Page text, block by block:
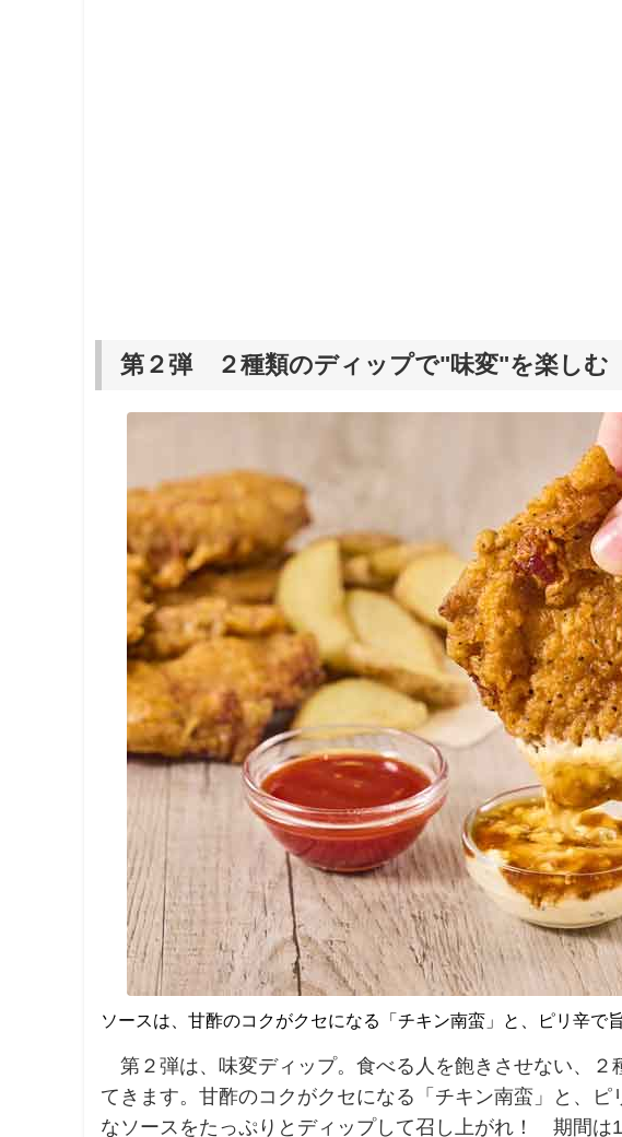
第２弾 ２種類のディップで"味変"を楽しむ
ソースは、甘酢のコクがクセになる「チキン南蛮」と、ピリ辛で
第２弾は、味変ディップ。食べる人を飽きさせない、２
てきます。甘酢のコクがクセになる「チキン南蛮」と、
なソースをたっぷりとディップして召し上がれ！ 期間は